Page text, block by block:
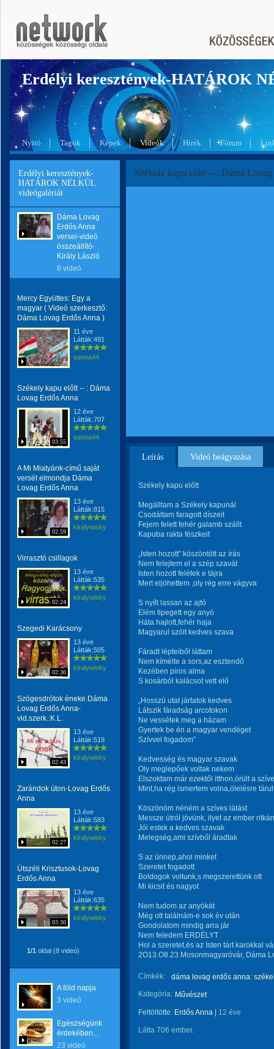
Erdélyi keresztények-HATÁROK
Nyitó Tagok Képek Videók Hírek Fórum
Erdélyi keresztények-
HATÁROK NÉLKÜL
videógalériái
Dáma Lovag
Erdős Anna
versei-videó
összeállító-
Király László
8 videó
Mercy Együttes: Egy a
magyar ( Videó szerkesztő:
Dáma Lovag Erdős Anna )
11 éve
Látták:491
eanna44
Székely kapu előtt -- : Dáma
Lovag Erdős Anna
03:55
12 éve
Látták:707
eanna44
A Mi Miatyánk-című saját
versét elmondja Dáma
Lovag Erdős Anna
02:59
13 éve
Látták:815
kiralywisky
Virrasztó csillagok
02:24
13 éve
Látták:535
kiralywisky
Szegedi Karácsony
02:30
13 éve
Látták:505
kiralywisky
Szögesdrótok éneke.Dáma
Lovag Erdős Anna-
vid.szerk.:K.L.
02:43
13 éve
Látták:519
kiralywisky
Zarándok úton-Lovag Erdős
Anna
02:27
13 éve
Látták:583
kiralywisky
Útszéli Krisztusok-Lovag
Erdős Anna
03:30
13 éve
Látták:635
kiralywisky
1/1 oldal (8 videó)
A föld napja
3 videó
Egészségünk
érdekében...
23 videó
Székely kapu előtt -- : Dáma
Leírás Videó beágyazása
Székely kapu előtt
Megálltam a Székely kapunál
Csodáltam faragott díszeit
Fejem felett fehér galamb szállt
Kapuba rakta fészkeit
„Isten hozott” köszöntött az írás
Nem felejtem el a szép szavát
Isten hozott felétek e tájra
Mert eljöhettem ,oly rég erre vágyva
S nyílt lassan az ajtó
Elém tipegett egy anyó
Háta hajlott,fehér haja
Magyarul szólt kedves szava
Fáradt lépteiből láttam
Nem kímélte a sors,az esztendő
Kezében piros alma
S kosárból kalácsot vett elő
„Hosszú utat jártatok kedves
Látszik fáradság arcotokon
Ne vessétek meg a házam
Gyertek be én a magyar vendéget
Szívvel fogadom”
Kedvesség és magyar szavak
Oly meglepőek voltak nekem
Elszoktam már ezektől itthon,örült a
Mint,ha rég ismertem volna,ölelésre
Köszönöm néném a szíves látást
Messze útról jövünk, ilyet az ember
Jól estek a kedves szavak
Melegség,ami szívből áradtak
S az ünnep,ahol minket
Szeretet fogadott
Boldogok voltunk,s megszerettünk ott
Mi kicsit és nagyot
Nem tudom az anyókát
Még ott találnám-e sok év után
Gondolatom mindig arra jár
Nem feledem ERDÉLYT
Hol a szeretet,és az Isten tárt karokkal
2O13.O8.23.Mosonmagyaróvár, Dáma
Címkék:
dáma lovag erdős anna:
Kategória: Művészet
Feltöltötte: Erdős Anna 12 éve
Látta 706 ember.